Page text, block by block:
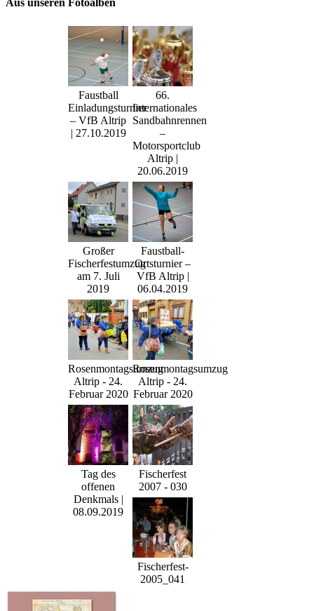
Faustball
Einladungsturnier
– VfB Altrip
| 27.10.2019
66.
Internationales
Sandbahnrennen
–
Motorsportclub
Altrip |
20.06.2019
Großer
Fischerfestumzug
am 7. Juli
2019
Faustball-
Ortsturnier –
VfB Altrip |
06.04.2019
Rosenmontagsumzug
Altrip - 24.
Februar 2020
Rosenmontagsumzug
Altrip - 24.
Februar 2020
Tag des
offenen
Denkmals |
08.09.2019
Fischerfest
2007 - 030
Fischerfest-
2005_041